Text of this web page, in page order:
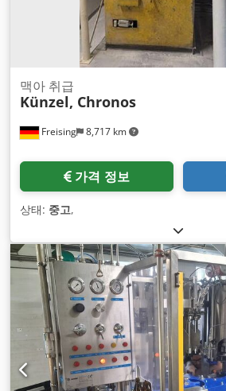
Freising 8,717 km
맥아 취급
Künzel, Chronos
가격 정보
상태: 중고,